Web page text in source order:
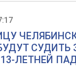
СУДИТЬ
ЛЕТНЕЙ